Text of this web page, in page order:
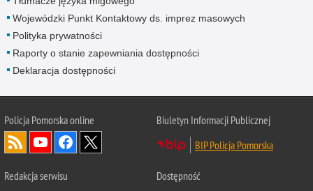
Wojewódzki Punkt Kontaktowy ds. imprez masowych
Polityka prywatności
Raporty o stanie zapewniania dostępności
Deklaracja dostępności
Policja Pomorska online
Biuletyn Informacji Publicznej
BIP Policja Pomorska
Redakcja serwisu Dostępność